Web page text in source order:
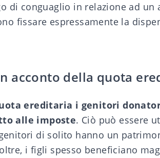
di conguaglio in relazione ad un
fissare espressamente la
acconto della quota
ereditaria i genitori
alle imposte. Ciò può essere
di solito hanno un
i figli spesso beneficiano